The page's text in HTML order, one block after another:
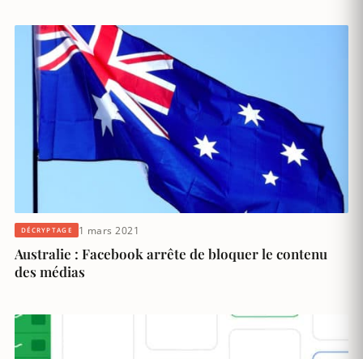
DÉCRYPTAGE 1 mars 2021
Australie : Facebook arrête de bloquer le contenu
des médias